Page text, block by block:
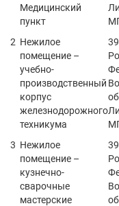
Медицинский
пункт
Нежилое
помещение –
учебно-
производственный
корпус
железнодорожного
техникума
Нежилое
помещение –
кузнечно-
сварочные
мастерские